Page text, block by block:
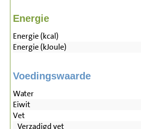
Energie
Energie (kcal)
Energie (kJoule)
Voedingswaarde
Water
Eiwit
Vet
Verzadigd vet